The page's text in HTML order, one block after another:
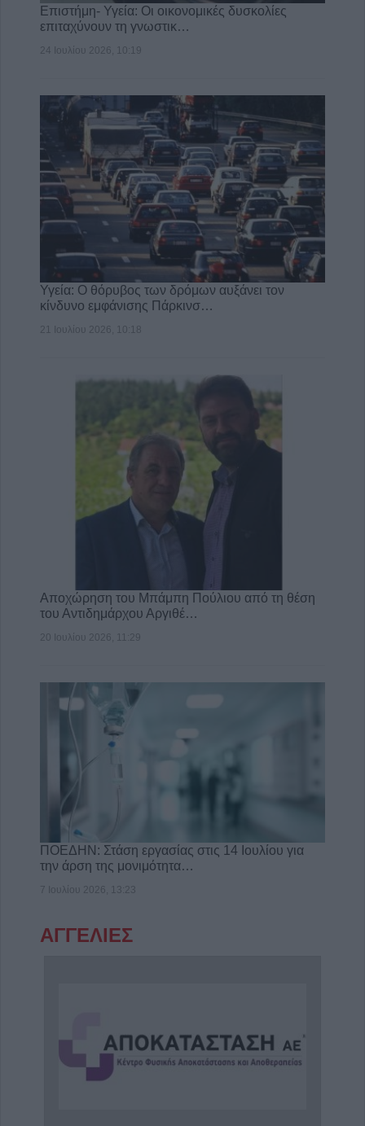
Επιστήμη- Υγεία: Οι οικονομικές δυσκολίες
επιταχύνουν τη γνωστικ…
24 Ιουλίου 2026, 10:19
Υγεία: Ο θόρυβος των δρόμων αυξάνει τον
κίνδυνο εμφάνισης Πάρκινσ…
21 Ιουλίου 2026, 10:18
Αποχώρηση του Μπάμπη Πούλιου από τη θέση
του Αντιδημάρχου Αργιθέ…
20 Ιουλίου 2026, 11:29
ΠΟΕΔΗΝ: Στάση εργασίας στις 14 Ιουλίου για
την άρση της μονιμότητα…
7 Ιουλίου 2026, 13:23
ΑΓΓΕΛΙΕΣ